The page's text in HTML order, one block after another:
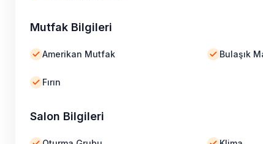
Mutfak Bilgileri
Amerikan Mutfak Bulaşık
Fırın
Salon Bilgileri